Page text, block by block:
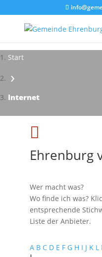
Start
›
Internet

Ehrenburg
Wer macht was?
Wo finde ich was?
entsprechende
Liste der Anbieter.
A B C D E F G H I J K L